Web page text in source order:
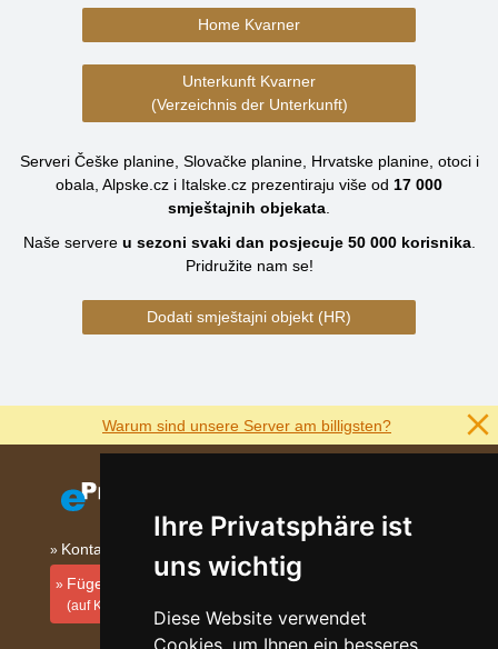
Ihre Privatsphäre ist
uns wichtig
Diese Website verwendet
Cookies, um Ihnen ein besseres
Home Kvarner
Unterkunft Kvarner
(Verzeichnis der Unterkunft)
Serveri Češke planine, Slovačke planine, Hrvatske planine, otoci i
obala, Alpske.cz i Italske.cz prezentiraju više od 17 000
smještajnih objekata
Naše servere u sezoni svaki dan posjecuje 50 000korisnika.
Pridružite nam se!
Dodati smještajni objekt (HR)
Warum sind unsere Server am billigsten?
Kontakt
Fügen Sie Ihre Unterkunft hinzu
(auf Kroatisch)